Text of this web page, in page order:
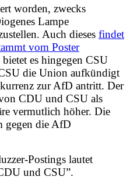
worden, zwecks
Lampe
Auch dieses findet
vom Poster
es hingegen CSU
die Union aufkündigt
zur AfD antritt. Der
CDU und CSU als
vermutlich höher. Die
gegen die AfD
Postings lautet
und CSU”.